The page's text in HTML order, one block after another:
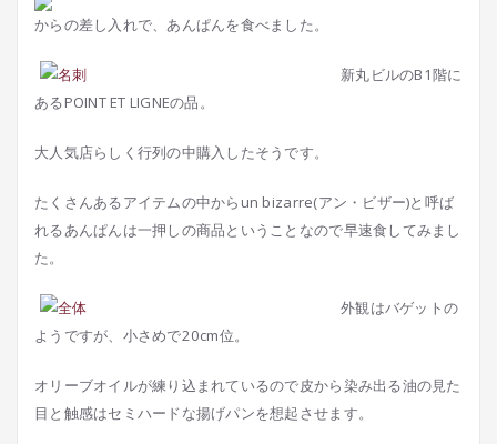
からの差し入れで、あんぱんを食べました。
新丸ビルのB1階に
あるPOINT ET LIGNEの品。
大人気店らしく行列の中購入したそうです。
たくさんあるアイテムの中からun bizarre(アン・ビザー)と呼ば
れるあんぱんは一押しの商品ということなので早速食してみまし
た。
外観はバゲットの
ようですが、小さめで20cm位。
オリーブオイルが練り込まれているので皮から染み出る油の見た
目と触感はセミハードな揚げパンを想起させます。